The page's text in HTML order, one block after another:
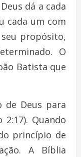
dá a cada
cada um com
propósito,
O
Batista que
de Deus para
Quando
princípio de
A Bíblia